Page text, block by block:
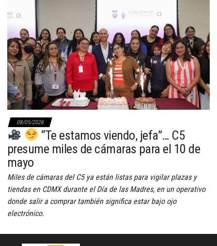
08/05/2026
“Te estamos viendo, jefa”… C5
presume miles de cámaras para el 10 de
mayo
Miles de cámaras del C5 ya están listas para vigilar plazas y
tiendas en CDMX durante el Día de las Madres, en un operativo
donde salir a comprar también significa estar bajo ojo
electrónico.